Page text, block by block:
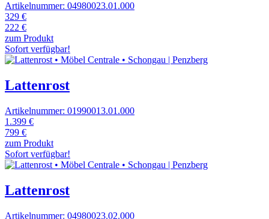
Artikelnummer: 04980023.01.000
329 €
222 €
zum Produkt
Sofort verfügbar!
Lattenrost
Artikelnummer: 01990013.01.000
1.399 €
799 €
zum Produkt
Sofort verfügbar!
Lattenrost
Artikelnummer: 04980023.02.000